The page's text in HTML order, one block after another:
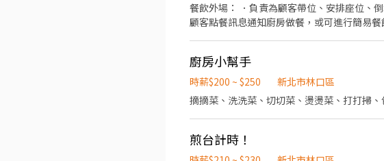
餐飲外場： ．負責為顧客帶位、安排座位、
顧客點餐訊息通知廚房做餐，或可進行簡易
量。 ．負責擺盤、打包外帶服務。
廚房小幫手
時薪$200 ~ $250
新北市林口區
摘摘菜、洗洗菜、切切菜、燙燙菜、打打掃
煎台計時！